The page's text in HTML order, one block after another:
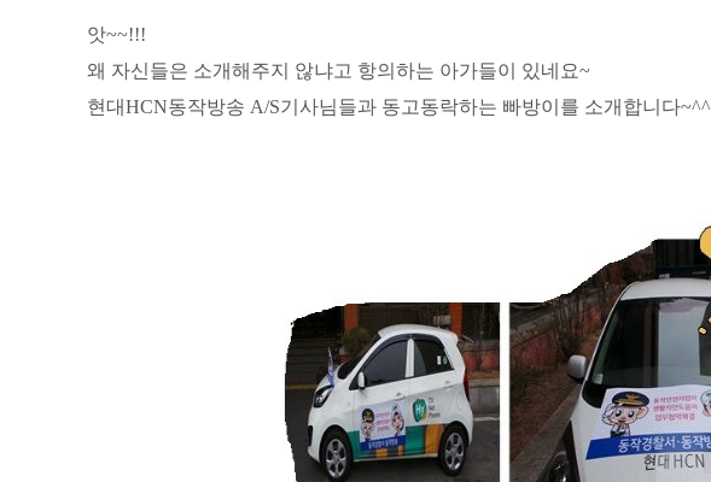
앗~~!!!
왜 자신들은 소개해주지 않냐고 항의하는 아가들이 있네요~
현대HCN동작방송 A/S기사님들과 동고동락하는 빠방이를 소개합니다~^^